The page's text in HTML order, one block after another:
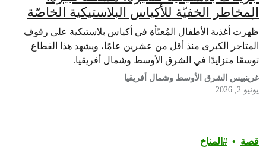
المخاطر الخفيّة للأكياس البلاستيكية الخاصّة
بأغذية الأطفال
ظهرت أغذية الأطفال المُعبّأة في أكياس بلاستيكية على رفوف
المتاجر الكبرى منذ أقل من عشرين عامًا، ويشهد هذا القطاع
توسعًا متزايدًا في الشرق الأوسط وشمال أفريقيا.
غرينبيس الشرق الأوسط وشمال أفريقيا
يونيو 2, 2026
قصة المناخ